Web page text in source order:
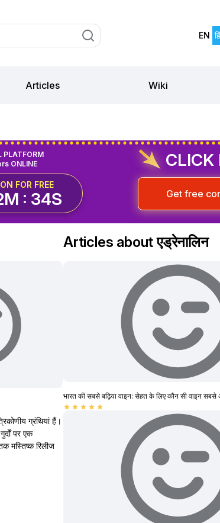
EN हिं
Articles Wiki
ONLINE
PLATFORM
FOR FREE
: 34S
CLICK
Get free
ग्रंथियां हैं।
पर एक
मस्तिष्क रिलीज
Articles about एड्रेनालिन
भारत की सबसे बढ़िया वाइन: सेहत के लिए कौन सी वाइन सबसे
star star star star star